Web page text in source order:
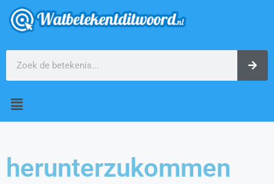
herunterzukommen